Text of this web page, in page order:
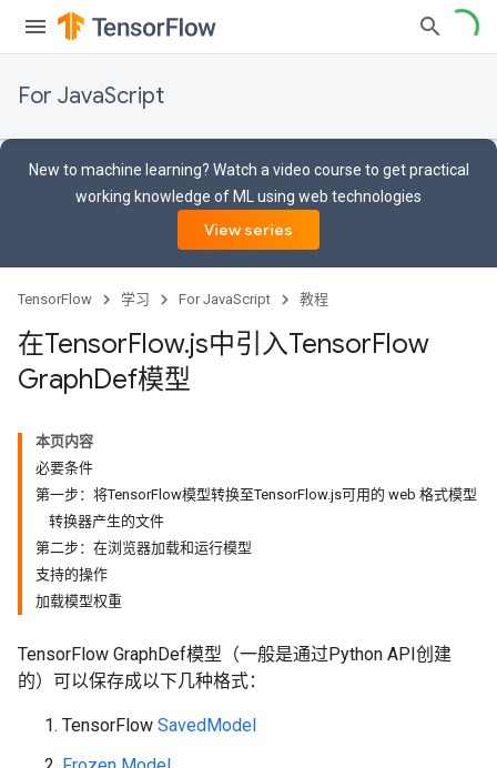
For JavaScript
New to machine learning? Watch a video course to get practical
working knowledge of ML using web technologies
View series
TensorFlow 学习 For JavaScript 教程
在TensorFlow.js中引入TensorFlow
GraphDef模型
本页内容
必要条件
第一步：将TensorFlow模型转换至TensorFlow.js可用的 web 格式模型
转换器产生的文件
第二步：在浏览器加载和运行模型
支持的操作
加载模型权重
TensorFlow GraphDef模型（一般是通过Python API创建
的）可以保存成以下几种格式：
TensorFlow SavedModel